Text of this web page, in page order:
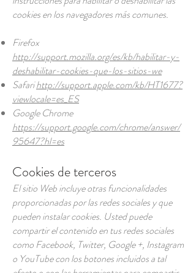
cookies en los navegadores más comunes.
Firefox
http://support.mozilla.org/es/kb/habilitar-y-
deshabilitar-cookies-que-los-sitios-we
Safarihttp://support.apple.com/kb/HT1677?
viewlocale=es_ES
Google Chrome
https://support.google.com/chrome/answer/
95647?hl=es
Cookies de terceros
El sitio Web incluye otras funcionalidades
proporcionadas por las redes sociales y que
pueden instalar cookies. Usted puede
compartir el contenido en tus redes sociales
como Facebook, Twitter, Google +, Instagram
o YouTube con los botones incluidos a tal